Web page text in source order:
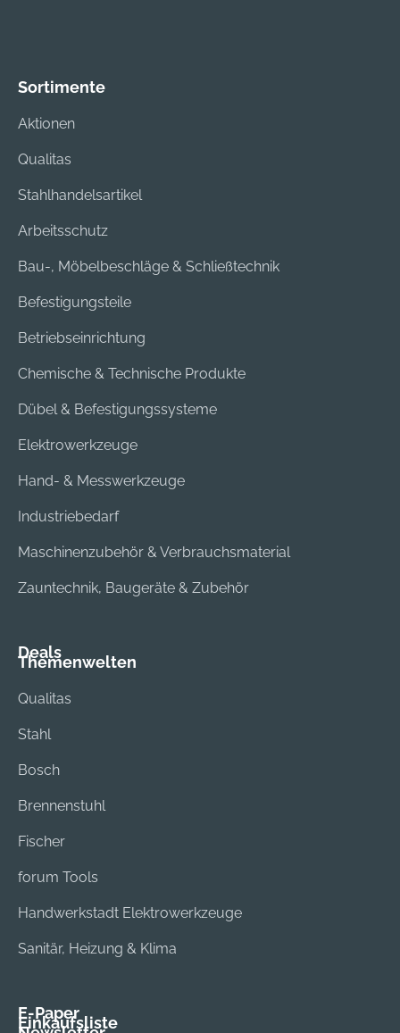
Sortimente
Aktionen
Qualitas
Stahlhandelsartikel
Arbeitsschutz
Bau-, Möbelbeschläge & Schließtechnik
Befestigungsteile
Betriebseinrichtung
Chemische & Technische Produkte
Dübel & Befestigungssysteme
Elektrowerkzeuge
Hand- & Messwerkzeuge
Industriebedarf
Maschinenzubehör & Verbrauchsmaterial
Zauntechnik, Baugeräte & Zubehör
Deals
Themenwelten
Qualitas
Stahl
Bosch
Brennenstuhl
Fischer
forum Tools
Handwerkstadt Elektrowerkzeuge
Sanitär, Heizung & Klima
E-Paper
Einkaufsliste